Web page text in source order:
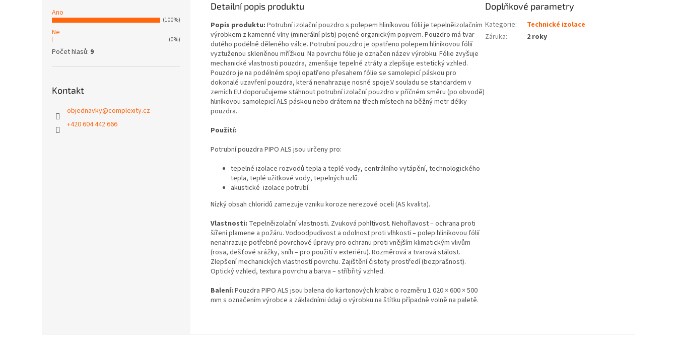
Ano
(100%)
Ne
(0%)
Počet hlasů: 9
Kontakt
objednavky@complexity.cz
+420 604 442 666
Detailní popis produktu
Popis produktu: Potrubní izolační pouzdro s polepem hliníkovou fólií je tepelněizolačním
výrobkem z kamenné vlny (minerální plsti) pojené organickým pojivem. Pouzdro má tvar
dutého podélně děleného válce. Potrubní pouzdro je opatřeno polepem hliníkovou fólií
vyztuženou skleněnou mřížkou. Na povrchu fólie je označen název výrobku. Fólie zvyšuje
mechanické vlastnosti pouzdra, zmenšuje tepelné ztráty a zlepšuje estetický vzhled.
Pouzdro je na podélném spoji opatřeno přesahem fólie se samolepicí páskou pro
dokonalé uzavření pouzdra, která nenahrazuje nosné spoje.V souladu se standardem v
zemích EU doporučujeme stáhnout potrubní izolační pouzdro v příčném směru (po obvodě)
hliníkovou samolepicí ALS páskou nebo drátem na třech místech na běžný metr délky
pouzdra.
Použití:
Potrubní pouzdra PIPO ALS jsou určeny pro:
tepelné izolace rozvodů tepla a teplé vody, centrálního vytápění, technologického
tepla, teplé užitkové vody, tepelných uzlů
akustické izolace potrubí.
Nízký obsah chloridů zamezuje vzniku koroze nerezové oceli (AS kvalita).
Vlastnosti: Tepelněizolační vlastnosti. Zvuková pohltivost. Nehořlavost – ochrana proti
šíření plamene a požáru. Vodoodpudivost a odolnost proti vlhkosti – polep hliníkovou fólií
nenahrazuje potřebné povrchové úpravy pro ochranu proti vnějším klimatickým vlivům
(rosa, dešťové srážky, sníh – pro použití v exteriéru). Rozměrová a tvarová stálost.
Zlepšení mechanických vlastností povrchu. Zajištění čistoty prostředí (bezprašnost).
Optický vzhled, textura povrchu a barva – stříbřitý vzhled.
Balení: Pouzdra PIPO ALS jsou balena do kartonových krabic o rozměru 1 020 × 600 × 500
mm s označením výrobce a základními údaji o výrobku na štítku případně volně na paletě.
Doplňkové parametry
Kategorie:
Technické izolace
Záruka: 2 roky